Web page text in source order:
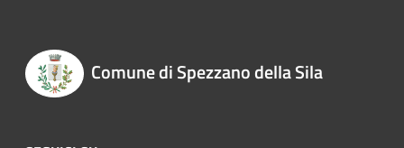
Comune di Spezzano della Sila